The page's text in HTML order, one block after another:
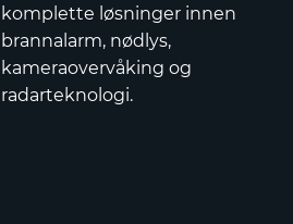
komplette løsninger innen
brannalarm, nødlys,
kameraovervåking og
radarteknologi.